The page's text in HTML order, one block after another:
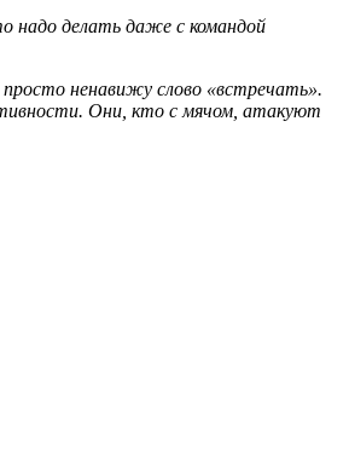
надо делать даже с командой
ненавижу слово «встречать».
Они, кто с мячом, атакуют